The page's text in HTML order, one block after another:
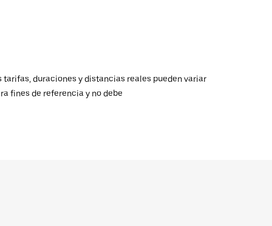
duraciones y distancias reales pueden variar
fines de referencia y no debe